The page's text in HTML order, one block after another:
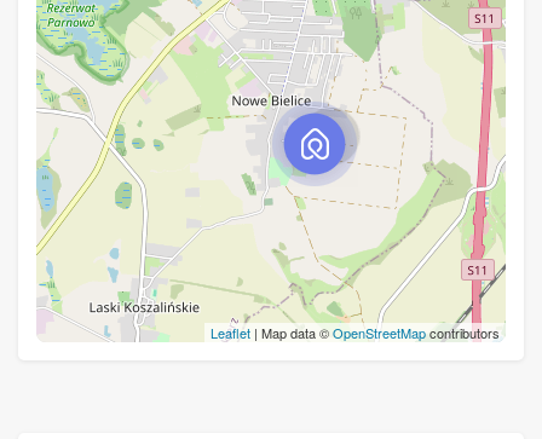
Leaflet | Map data ©OpenStreetMapcontributors